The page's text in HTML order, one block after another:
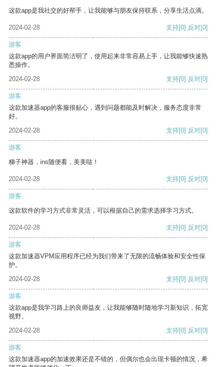
这款app是我社交的好帮手，让我能够与朋友保持联系，分享生活点滴。
2024-02-28 支持[0] 反对[0]
游客
这款app的用户界面简洁明了，使用起来非常容易上手，让我能够快速熟
悉操作。
2024-02-28
支持[0] 反对[0]
游客
这款加速器app的客服很贴心，遇到问题都能及时解决，服务态度非常
好。
2024-02-28
支持[0] 反对[0]
游客
梯子神器，ins随便看，美美哒！
2024-02-28 支持[0] 反对[0]
游客
这款软件的学习方式非常灵活，可以根据自己的需求选择学习方式。
2024-02-28 支持[0] 反对[0]
游客
这款加速器VPM应用程序已经为我们带来了无限的流畅体验和安全性保
护。
2024-02-28
支持[0] 反对[0]
游客
这款app是我学习路上的良师益友，让我能够随时随地学习新知识，拓宽
视野。
2024-02-28
支持[0] 反对[0]
游客
这款加速器app的加速效果还是不错的，但偶尔也会出现卡顿的情况，希